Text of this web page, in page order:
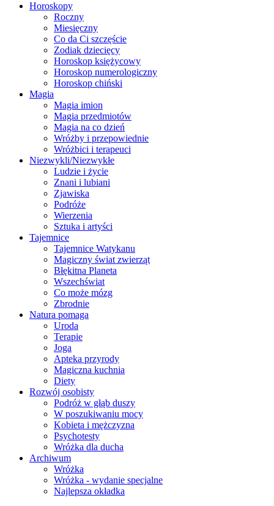
Horoskopy
Roczny
Miesięczny
Co da Ci szczęście
Zodiak dziecięcy
Horoskop księżycowy
Horoskop numerologiczny
Horoskop chiński
Magia
Magia imion
Magia przedmiotów
Magia na co dzień
Wróżby i przepowiednie
Wróżbici i terapeuci
Niezwykli/Niezwykłe
Ludzie i życie
Znani i lubiani
Zjawiska
Podróże
Wierzenia
Sztuka i artyści
Tajemnice
Tajemnice Watykanu
Magiczny świat zwierząt
Błękitna Planeta
Wszechświat
Co może mózg
Zbrodnie
Natura pomaga
Uroda
Terapie
Joga
Apteka przyrody
Magiczna kuchnia
Diety
Rozwój osobisty
Podróż w głąb duszy
W poszukiwaniu mocy
Kobieta i mężczyzna
Psychotesty
Wróżka dla ducha
Archiwum
Wróżka
Wróżka - wydanie specjalne
Najlepsza okładka